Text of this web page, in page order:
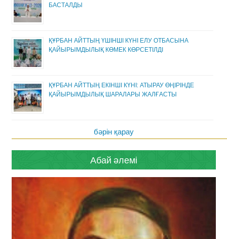
БАСТАЛДЫ
ҚҰРБАН АЙТТЫҢ ҮШІНШІ КҮНІ ЕЛУ ОТБАСЫНА
ҚАЙЫРЫМДЫЛЫҚ КӨМЕК КӨРСЕТІЛДІ
ҚҰРБАН АЙТТЫҢ ЕКІНШІ КҮНІ: АТЫРАУ ӨҢІРІНДЕ
ҚАЙЫРЫМДЫЛЫҚ ШАРАЛАРЫ ЖАЛҒАСТЫ
бәрін қарау
Абай әлемі